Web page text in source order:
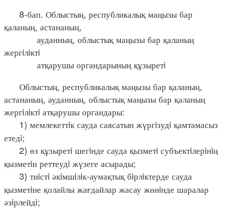
8-бап. Облыстың, республикалық маңызы бар
қаланың, астананың,
ауданның, облыстық маңызы бар қаланың
жергiлiктi
атқарушы органдарының құзыретi
Облыстың, республикалық маңызы бар қаланың,
астананың, ауданның, облыстық маңызы бар қаланың
жергiлiктi атқарушы органдары:
1) мемлекеттiк сауда саясатын жүргiзудi қамтамасыз
етедi;
2) өз құзыретi шегiнде сауда қызметi субъектiлерiнiң
қызметiн реттеудi жүзеге асырады;
3) тиiстi әкiмшiлiк-аумақтық бiрлiктерде сауда
қызметiне қолайлы жағдайлар жасау жөнiнде шаралар
әзiрлейдi;